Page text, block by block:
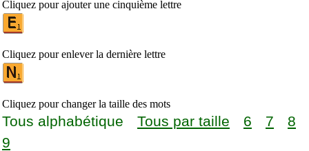
Cliquez pour ajouter une cinquième lettre
Cliquez pour enlever la dernière lettre
Cliquez pour changer la taille des mots
Tous alphabétique Tous par taille 6 7
8
9